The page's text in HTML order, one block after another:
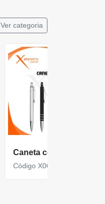
Ver categoria
Código X06087T